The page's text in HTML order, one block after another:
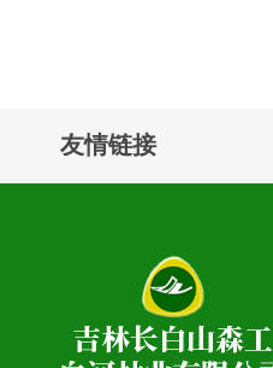
友情链接